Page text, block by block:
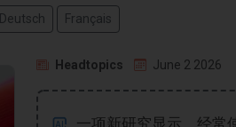
Deutsch Français
Headtopics June 2 2026